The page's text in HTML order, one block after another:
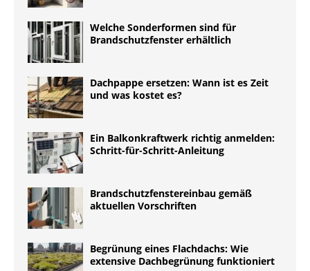
Welche Sonderformen sind für
Brandschutzfenster erhältlich
Dachpappe ersetzen: Wann ist es Zeit
und was kostet es?
Ein Balkonkraftwerk richtig anmelden:
Schritt-für-Schritt-Anleitung
Brandschutzfenstereinbau gemäß
aktuellen Vorschriften
Begrünung eines Flachdachs: Wie
extensive Dachbegrünung funktioniert